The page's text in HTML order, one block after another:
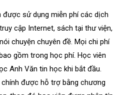
được sử dụng miễn phí các dịch
cập Internet, sách tại thư viện,
chuyện chuyên đề. Mọi chi phí
gồm trong học phí. Học viên
Anh Văn tin học khi bắt đầu.
được hỗ trợ bằng chương